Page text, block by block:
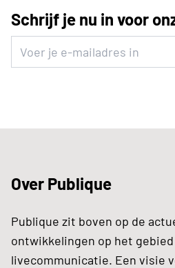
Schrijf je nu in voor
Over Publique
Publique zit boven op de
ontwikkelingen op het gebied
livecommunicatie. Een visie